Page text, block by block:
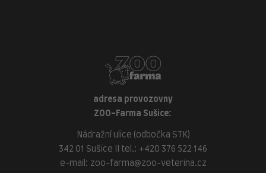
adresa provozovny
ZOO-Farma Sušice:
Nádražní ulice (odbočka STK)
342 01 Sušice II tel.: +420 376 522 146
e-mail: zoo-farma@zoo-veterina.cz